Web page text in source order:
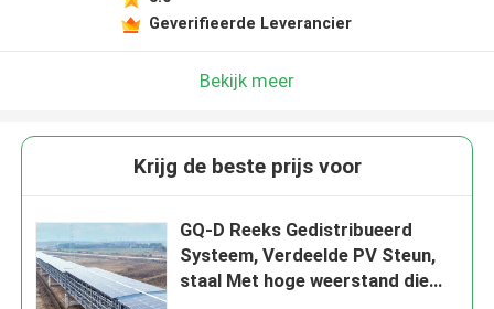
Geverifieerde Leverancier
Bekijk meer
Krijg de beste prijs voor
GQ-D Reeks Gedistribueerd
Systeem, Verdeelde PV Steun,
staal Met hoge weerstand die